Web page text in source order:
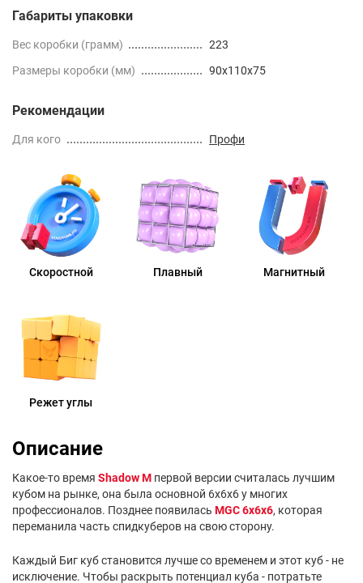
Габариты упаковки
Вес коробки (грамм)
223
Размеры коробки (мм)
90x110x75
Рекомендации
Для кого Профи
Скоростной Плавный Магнитный
Режет углы
Описание
Какое-то время Shadow M первой версии считалась лучшим
кубом на рынке, она была основной 6х6х6 у многих
профессионалов. Позднее появилась MGC 6x6x6, которая
переманила часть спидкуберов на свою сторону.
Каждый Биг куб становится лучше со временем и этот куб - не
исключение. Чтобы раскрыть потенциал куба - потратьте